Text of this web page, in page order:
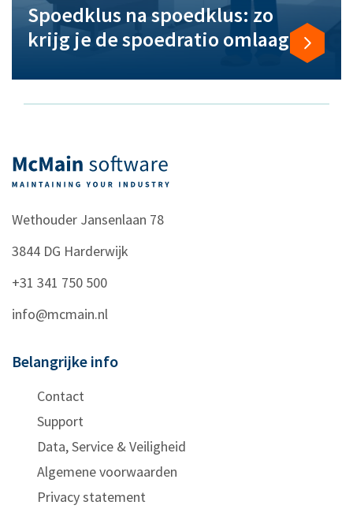
Spoedklus na spoedklus: zo
krijg je de spoedratio omlaag
Wethouder Jansenlaan 78
3844 DG Harderwijk
+31 341 750 500
info@mcmain.nl
Belangrijke info
Contact
Support
Data, Service & Veiligheid
Algemene voorwaarden
Privacy statement